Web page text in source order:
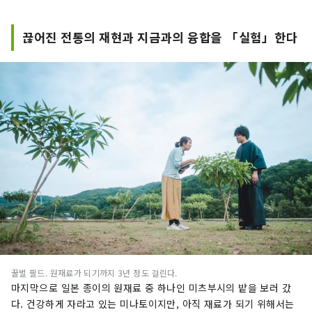
끊어진 전통의 재현과 지금과의 융합을 「실험」한다
꿀벌 필드. 원재료가 되기까지 3년 정도 걸린다.
마지막으로 일본 종이의 원재료 중 하나인 미츠부시의 밭을 보러 갔
다. 건강하게 자라고 있는 미나토이지만, 아직 재료가 되기 위해서는